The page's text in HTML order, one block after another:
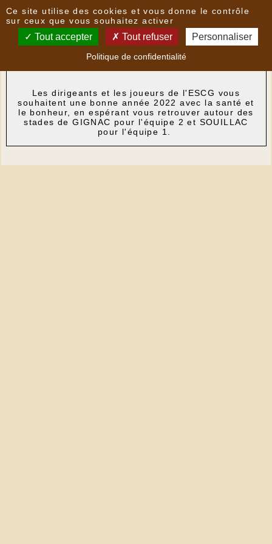
Nouvelles
Voeux de l'ESCG - le28/12/2021 19:41
Les dirigeants et les joueurs de l'ESCG vous
souhaitent une bonne année 2022 avec la santé et
le bonheur, en espérant vous retrouver autour des
stades de GIGNAC pour l'équipe 2 et SOUILLAC
pour l'équipe 1.
Ce site utilise des cookies et vous donne le contrôle
sur ceux que vous souhaitez activer
Tout accepter Tout refuser Personnaliser
Politique de confidentialité